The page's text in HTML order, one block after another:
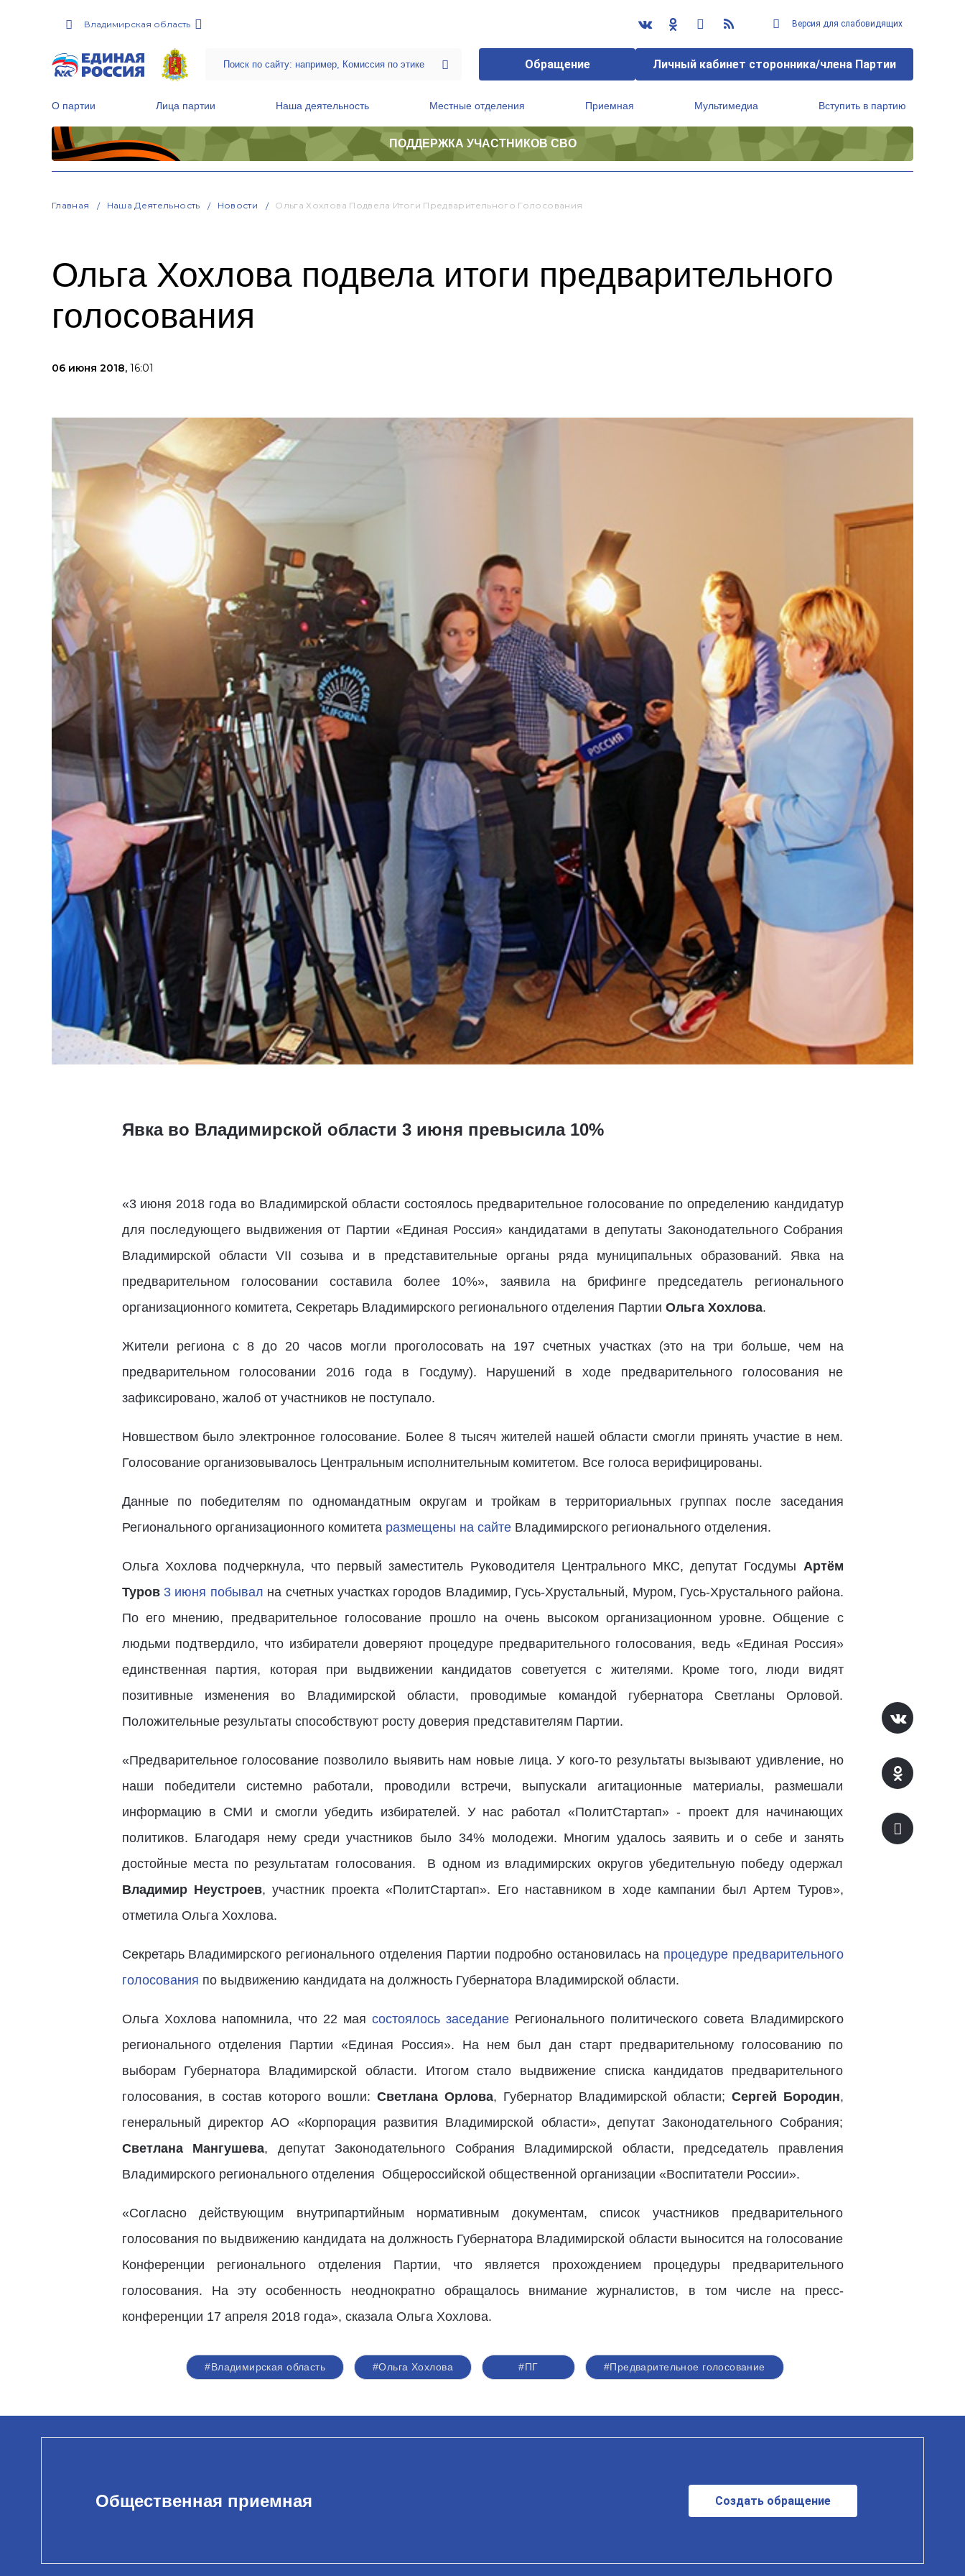
Владимирская область Версия для слабовидящих
Обращение Личный кабинет сторонника/члена Партии
О партии Лица партии Наша деятельность Местные отделения Приемная Мультимедиа Вступить в партию
ПОДДЕРЖКА УЧАСТНИКОВ СВО
Главная Наша Деятельность Новости Ольга Хохлова Подвела Итоги Предварительного Голосования
Ольга Хохлова подвела итоги предварительного
голосования
06 июня 2018, 16:01
Явка во Владимирской области 3 июня превысила 10%
«3 июня 2018 года во Владимирской области состоялось предварительное голосование по определению кандидатур
для последующего выдвижения от Партии «Единая Россия» кандидатами в депутаты Законодательного Собрания
Владимирской области VII созыва и в представительные органы ряда муниципальных образований. Явка на
предварительном голосовании составила более 10%», заявила на брифинге председатель регионального
организационного комитета, Секретарь Владимирского регионального отделения Партии Ольга Хохлова.
Жители региона с 8 до 20 часов могли проголосовать на 197 счетных участках (это на три больше, чем на
предварительном голосовании 2016 года в Госдуму). Нарушений в ходе предварительного голосования не
зафиксировано, жалоб от участников не поступало.
Новшеством было электронное голосование. Более 8 тысяч жителей нашей области смогли принять участие в нем.
Голосование организовывалось Центральным исполнительным комитетом. Все голоса верифицированы.
Данные по победителям по одномандатным округам и тройкам в территориальных группах после заседания
Регионального организационного комитета размещены на сайтеВладимирского регионального отделения.
Ольга Хохлова подчеркнула, что первый заместитель Руководителя Центрального МКС, депутат Госдумы Артём
Туров 3 июня побывал на счетных участках городов Владимир, Гусь-Хрустальный, Муром, Гусь-Хрустального района.
По его мнению, предварительное голосование прошло на очень высоком организационном уровне. Общение с
людьми подтвердило, что избиратели доверяют процедуре предварительного голосования, ведь «Единая Россия»
единственная партия, которая при выдвижении кандидатов советуется с жителями. Кроме того, люди видят
позитивные изменения во Владимирской области, проводимые командой губернатора Светланы Орловой.
Положительные результаты способствуют росту доверия представителям Партии.
«Предварительное голосование позволило выявить нам новые лица. У кого-то результаты вызывают удивление, но
наши победители системно работали, проводили встречи, выпускали агитационные материалы, размешали
информацию в СМИ и смогли убедить избирателей. У нас работал «ПолитСтартап» - проект для начинающих
политиков. Благодаря нему среди участников было 34% молодежи. Многим удалось заявить и о себе и занять
достойные места по результатам голосования. В одном из владимирских округов убедительную победу одержал
Владимир Неустроев, участник проекта «ПолитСтартап». Его наставником в ходе кампании был Артем Туров»,
отметила Ольга Хохлова.
Секретарь Владимирского регионального отделения Партии подробно остановилась на процедуре предварительного
голосования по выдвижению кандидата на должность Губернатора Владимирской области.
Ольга Хохлова напомнила, что 22 маясостоялось заседание Регионального политического совета Владимирского
регионального отделения Партии «Единая Россия». На нем был дан старт предварительному голосованию по
выборам Губернатора Владимирской области. Итогом стало выдвижение списка кандидатов предварительного
голосования, в состав которого вошли:Светлана Орлова, Губернатор Владимирской области; Сергей Бородин,
генеральный директор АО «Корпорация развития Владимирской области», депутат Законодательного Собрания;
Светлана Мангушева, депутат Законодательного Собрания Владимирской области, председатель правления
Владимирского регионального отделения Общероссийской общественной организации «Воспитатели России».
«Согласно действующим внутрипартийным нормативным документам, список участников предварительного
голосования по выдвижению кандидата на должность Губернатора Владимирской области выносится на голосование
Конференции регионального отделения Партии, что является прохождением процедуры предварительного
голосования. На эту особенность неоднократно обращалось внимание журналистов, в том числе на пресс-
конференции 17 апреля 2018 года», сказала Ольга Хохлова.
#Владимирская область #Ольга Хохлова #ПГ #Предварительное голосование
Общественная приемная Создать обращение